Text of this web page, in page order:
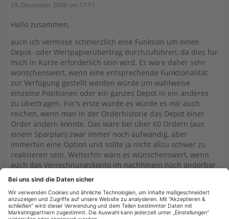
29. Dezember 2006 um 17:51
Hallo zusammen,
auch ich vermisse schmerzlich eine Funktion um einen
Depot- oder Wertpapierübertrag durchzuführen, da dies für
mich in Kürze erforderlich sein wird. Es wäre daher sehr
wünschenswert, wenn eine entsprechende Funktionalität
zur Verfügung gestellt werden würde um wahlweise
einzelne Positionen oder ein ganzes Depot in ein anderes
zu übertragen. Für's erste würde es würde es mir auch
reichen, wenn man in der Orderhistorie das Depot einer
Order ändern könnte. Das wäre bei über 60 Ordern (aus
einem Sparplan) zwar immer noch aufwändig, aber
immerhin eine Option und sollte ja nicht allzu schwer zu
realisieren sein. Weiterhin wäre es wünschenswert, wenn
auch das Verrechnungskonto im nachhinein noch änderbar
wäre, da man dann bei einem falschen Klick nicht die Order
Viele Grüße,
Florian